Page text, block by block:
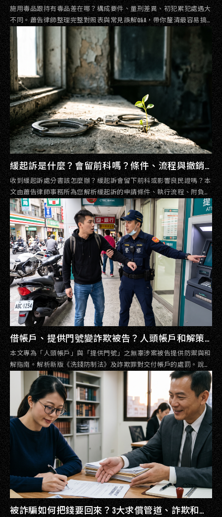
對照與常見誤解一次搞懂｜蕭告律師
施用毒品跟持有毒品差在哪？構成要件、量刑差異、初犯累犯處遇大
不同。蕭告律師整理完整對照表與常見誤解Q&A，帶你釐清最容易搞
混的毒品罪名界線。
緩起訴是什麼？會留前科嗎？條件、流程與撤銷
救濟全攻略｜蕭告律師事務所
收到緩起訴處分書該怎麼辦？緩起訴會留下前科或影響良民證嗎？本
文由蕭告律師事務所為您解析緩起訴的申請條件、執行流程、附負擔
罰金繳納，以及萬一遭撤銷時該如何在時間內提出救濟聲請再議，助
您爭取最佳權益！
借帳戶、提供門號變詐欺被告？人頭帳戶和解策
略：3大脫身關鍵指南
本文專為「人頭帳戶」與「提供門號」之無辜涉案被告提供防禦與和
解指南。解析新版《洗錢防制法》及詐欺罪對交付帳戶的處罰。說明
在實務上，人頭帳戶透過支付約被害人損失 5 成的和解金，是極為有
效的減刑與爭取緩起訴（免前科）策略，並強調委任專業律師談判的
重要性。
被詐騙如何把錢要回來？3大求償管道、詐欺和解